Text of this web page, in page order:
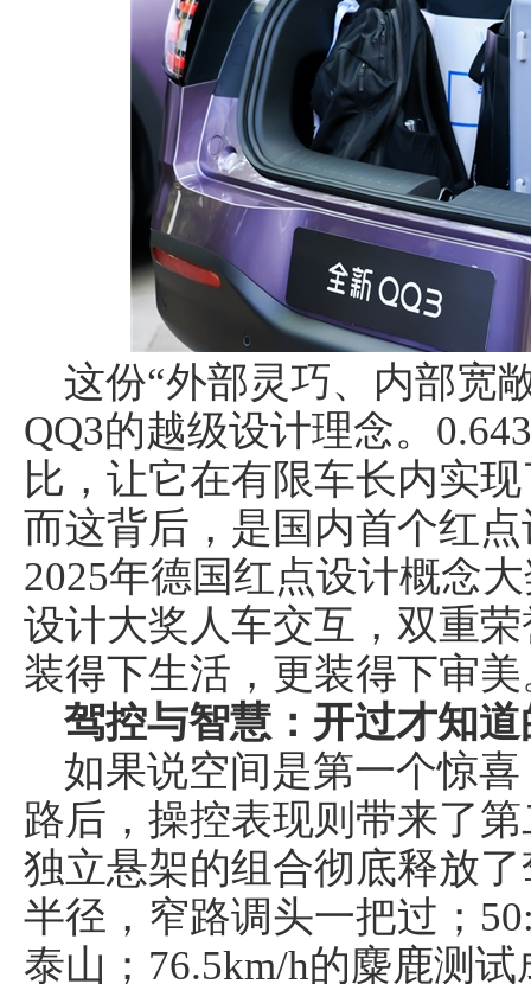
这份“外部灵巧、内部宽
QQ3的越级设计理念。
比，让它在有限车长内实
而这背后，是国内首个红
2025年德国红点设计概念
设计大奖人车交互，双重
装得下生活，更装得下审美
驾控与智慧：开过才知
如果说空间是第一个惊
路后，操控表现则带来了
独立悬架的组合彻底释放
半径，窄路调头一把过；
泰山；76.5km/h的麋鹿测